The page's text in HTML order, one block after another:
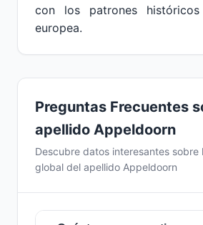
con los patrones
europea.
Preguntas Frecuentes
apellido Appeldoorn
Descubre datos interesantes sobre
global del apellido Appeldoorn